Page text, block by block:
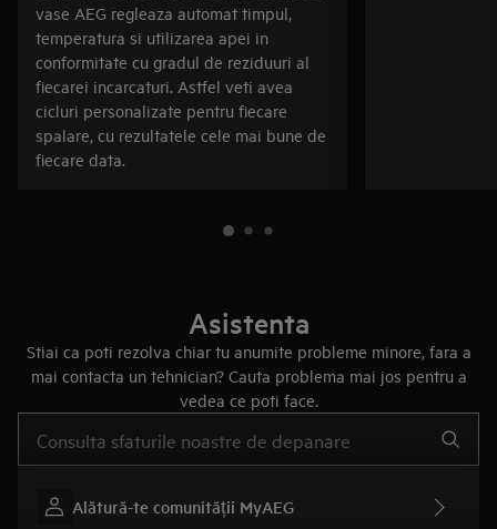
vase AEG regleaza automat timpul,
temperatura si utilizarea apei in
conformitate cu gradul de reziduuri al
fiecarei incarcaturi. Astfel veti avea
cicluri personalizate pentru fiecare
spalare, cu rezultatele cele mai bune de
fiecare data.
Asistenta
Stiai ca poti rezolva chiar tu anumite probleme minore, fara a
mai contacta un tehnician? Cauta problema mai jos pentru a
vedea ce poti face.
Alătură-te comunității MyAEG